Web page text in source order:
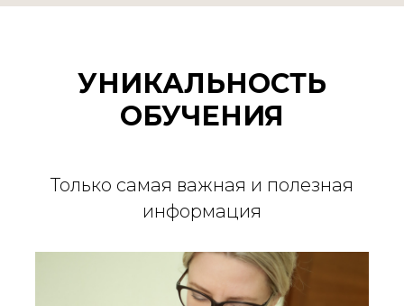
УНИКАЛЬНОСТЬ
ОБУЧЕНИЯ
Только самая важная и полезная
информация